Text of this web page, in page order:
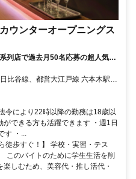
ウンターオープニングス
列店で過去月50名応募の超人気求
勤務OK＆お客様との身体的な接
カットなし♪髪型・髪色自由＆ピア
グ3期募集です
駅からで6分、汐留駅からで8分で
でスムーズにアクセス可能です！
）、永田町駅（8分）、四ツ谷駅
により22時以降の勤務は18歳以
できる方も活躍できます ・週1日
す ・...
徒歩すぐ！】 学校・実習・テス
このバイトのために学生生活を削
しむため、美容代・推し活代・